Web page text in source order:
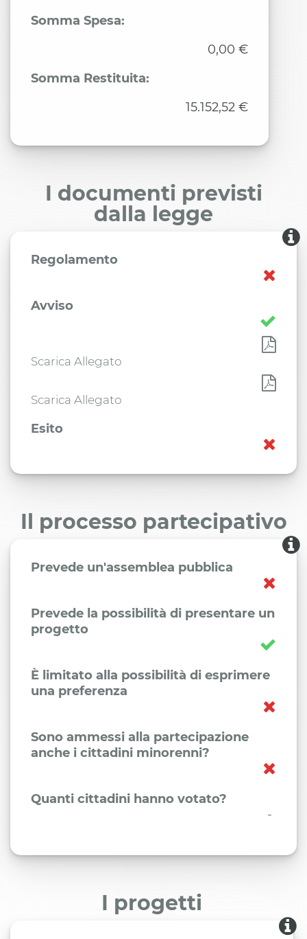
Somma Spesa:
0,00 €
Somma Restituita:
15.152,52 €
I documenti previsti
dalla legge
Regolamento
Avviso
Scarica Allegato
Scarica Allegato
Esito
Il processo partecipativo
Prevede un'assemblea pubblica
Prevede la possibilità di presentare un
progetto
È limitato alla possibilità di esprimere
una preferenza
Sono ammessi alla partecipazione
anche i cittadini minorenni?
Quanti cittadini hanno votato?
-
I progetti